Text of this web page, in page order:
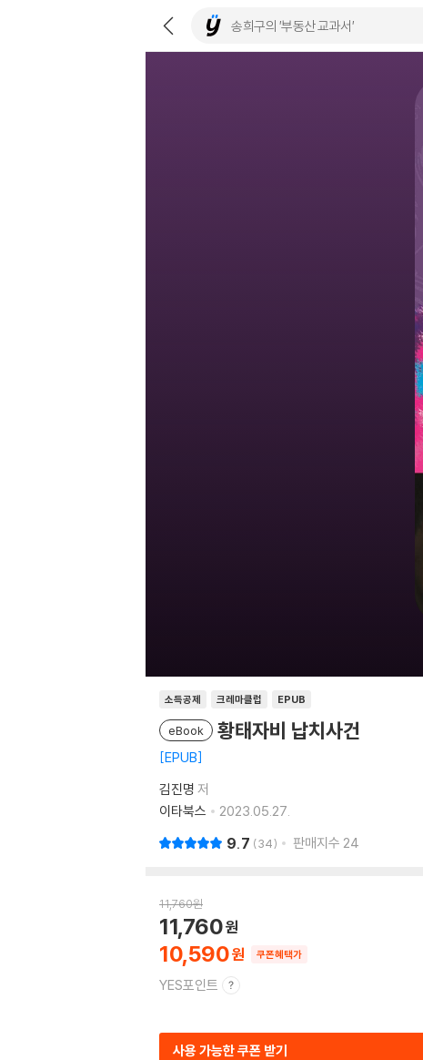
소득공제 크레마클럽 EPUB
eBook 황태자비 납치사건
EPUB
김진명 저
이타북스
2023.05.27.
9.7 34 판매지수 24
11,760원
10,590
11,760
쿠폰혜택가
YES포인트
사용 가능한 쿠폰 받기